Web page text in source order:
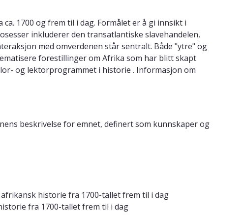
1700 og frem til i dag. Formålet er å gi innsikt i
inkluderer den transatlantiske slavehandelen,
med omverdenen står sentralt. Både "ytre" og
forestillinger om Afrika som har blitt skapt
og lektorprogrammet i historie . Informasjon om
beskrivelse for emnet, definert som kunnskaper og
historie fra 1700-tallet frem til i dag
fra 1700-tallet frem til i dag